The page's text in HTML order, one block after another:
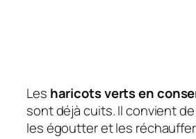
Les haricots verts en
sont déjà cuits. Il convient
les égoutter et les